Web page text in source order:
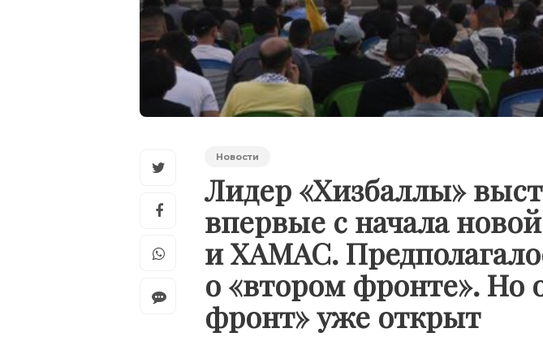
Новости
Лидер «Хизбаллы»
впервые с начала
и ХАМАС.
о «втором фронте». Но
фронт» уже открыт